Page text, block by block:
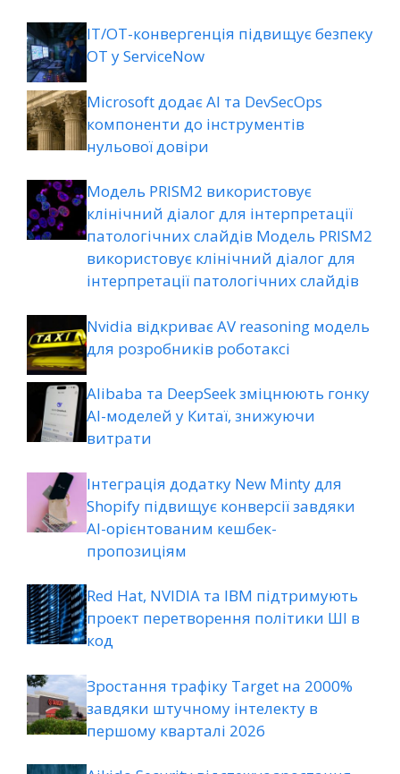
ІТ/ОТ-конвергенція підвищує безпеку
ОТ у ServiceNow
Microsoft додає AI та DevSecOps
компоненти до інструментів
нульової довіри
Модель PRISM2 використовує
клінічний діалог для інтерпретації
патологічних слайдів Модель PRISM2
використовує клінічний діалог для
інтерпретації патологічних слайдів
Nvidia відкриває AV reasoning модель
для розробників роботаксі
Alibaba та DeepSeek зміцнюють гонку
AI-моделей у Китаї, знижуючи
витрати
Інтеграція додатку New Minty для
Shopify підвищує конверсії завдяки
AI-орієнтованим кешбек-
пропозиціям
Red Hat, NVIDIA та IBM підтримують
проект перетворення політики ШІ в
код
Зростання трафіку Target на 2000%
завдяки штучному інтелекту в
першому кварталі 2026